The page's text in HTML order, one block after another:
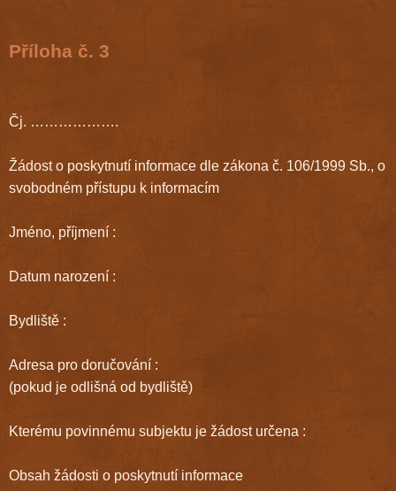
Příloha č. 3
Čj. ……………….
Žádost o poskytnutí informace dle zákona č. 106/1999 Sb., o
svobodném přístupu k informacím
Jméno, příjmení :
Datum narození :
Bydliště :
Adresa pro doručování :
(pokud je odlišná od bydliště)
Kterému povinnému subjektu je žádost určena :
Obsah žádosti o poskytnutí informace